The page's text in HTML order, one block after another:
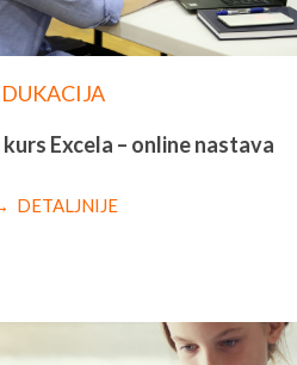
kurs Excela – online nastava
DETALJNIJE